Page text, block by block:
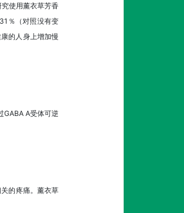
使用薰衣草芳香
％（对照没有变
的人身上增加慢
GABA A受体可逆
的疼痛。薰衣草